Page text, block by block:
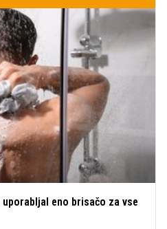
eno brisačo za vse